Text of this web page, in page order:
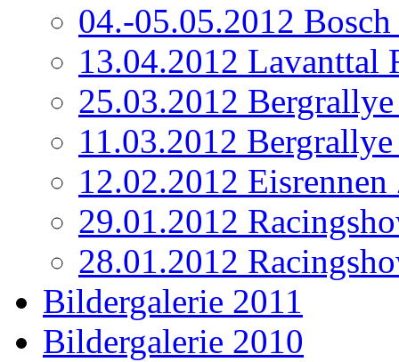
04.-05.05.2012
13.04.2012 Lavanttal
25.03.2012
11.03.2012
12.02.2012 Eisrennen
29.01.2012
28.01.2012
Bildergalerie 2011
Bildergalerie 2010